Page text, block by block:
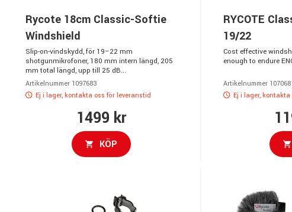
Rycote 18cm Classic-Softie
Windshield
Slip-on-vindskydd, för 19–22 mm
shotgunmikrofoner, 180 mm intern längd, 205
mm total längd, upp till 25 dB...
Artikelnummer 1097683
Ej i lager, kontakta oss för leveranstid
1499 kr
KÖP
RYCOTE
19/22
Cost effective
enough to endure
Artikelnummer
Ej i lager,